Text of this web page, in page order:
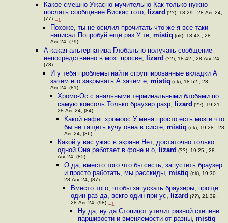
Какое смешно Ужасно мучительно Как только нужно
послать сообщение Вискас гото, lizard (??), 18:29 , 28-Авг-24,
(77) –1
Похоже, ты не осилил прочитать что же я все таки
написал Попробуй ещё раз У те,mistiq (ok), 18:43 , 28-
Авг-24, (79)
А какая альтернатива Глобально получать сообщение
непосредственно в мозг просве, lizard (??), 18:42 , 28-Авг-24,
(78)
И у тебя проблемы найти сгруппированные вкладки А
зачем его закрывать А зачем е,mistiq (ok), 18:52 , 28-
Авг-24, (81)
Хромо-Ос с анальными терминальными блобами по
самую консоль Только браузер разр, lizard (??), 19:21 ,
28-Авг-24, (84)
Какой нафиг хромоос У меня просто есть мозги что
бы не тащить кучу овна в систе, mistiq (ok), 19:28 , 28-
Авг-24, (86)
Какой у вас ужас в экране Нет, достаточно только
одной Она работает в фоне и о, lizard (??), 19:25 , 28-
Авг-24, (85)
О да, вместо того что бы сесть, запустить браузер
и просто работать, мы расскиды, mistiq (ok), 19:30 ,
28-Авг-24, (87)
Вместо того, чтобы запускать браузеры, проще
один раз да, вскго один при ус, lizard (??), 21:39 ,
28-Авг-24, (98) –1
Ну да, ну да Стопицот утилит разной степени
паршивости и вменяемости от разны, mistiq